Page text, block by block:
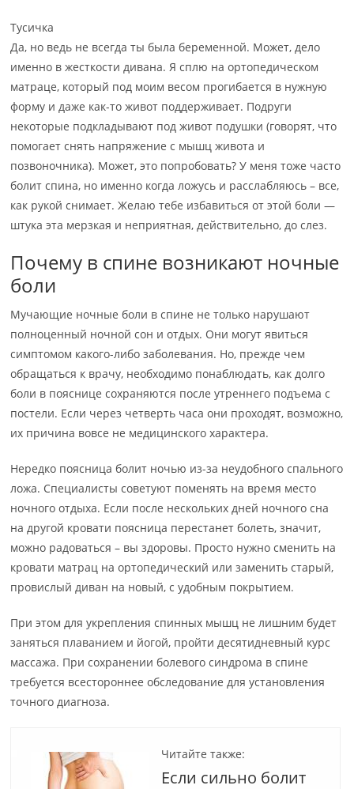
Тусичка
Да, но ведь не всегда ты была беременной. Может, дело
именно в жесткости дивана. Я сплю на ортопедическом
матраце, который под моим весом прогибается в нужную
форму и даже как-то живот поддерживает. Подруги
некоторые подкладывают под живот подушки (говорят, что
помогает снять напряжение с мышц живота и
позвоночника). Может, это попробовать? У меня тоже часто
болит спина, но именно когда ложусь и расслабляюсь – все,
как рукой снимает. Желаю тебе избавиться от этой боли —
штука эта мерзкая и неприятная, действительно, до слез.
Почему в спине возникают ночные
боли
Мучающие ночные боли в спине не только нарушают
полноценный ночной сон и отдых. Они могут явиться
симптомом какого-либо заболевания. Но, прежде чем
обращаться к врачу, необходимо понаблюдать, как долго
боли в пояснице сохраняются после утреннего подъема с
постели. Если через четверть часа они проходят, возможно,
их причина вовсе не медицинского характера.
Нередко поясница болит ночью из-за неудобного спального
ложа. Специалисты советуют поменять на время место
ночного отдыха. Если после нескольких дней ночного сна
на другой кровати поясница перестанет болеть, значит,
можно радоваться – вы здоровы. Просто нужно сменить на
кровати матрац на ортопедический или заменить старый,
провислый диван на новый, с удобным покрытием.
При этом для укрепления спинных мышц не лишним будет
заняться плаванием и йогой, пройти десятидневный курс
массажа. При сохранении болевого синдрома в спине
требуется всестороннее обследование для установления
точного диагноза.
Читайте также:
Если сильно болит